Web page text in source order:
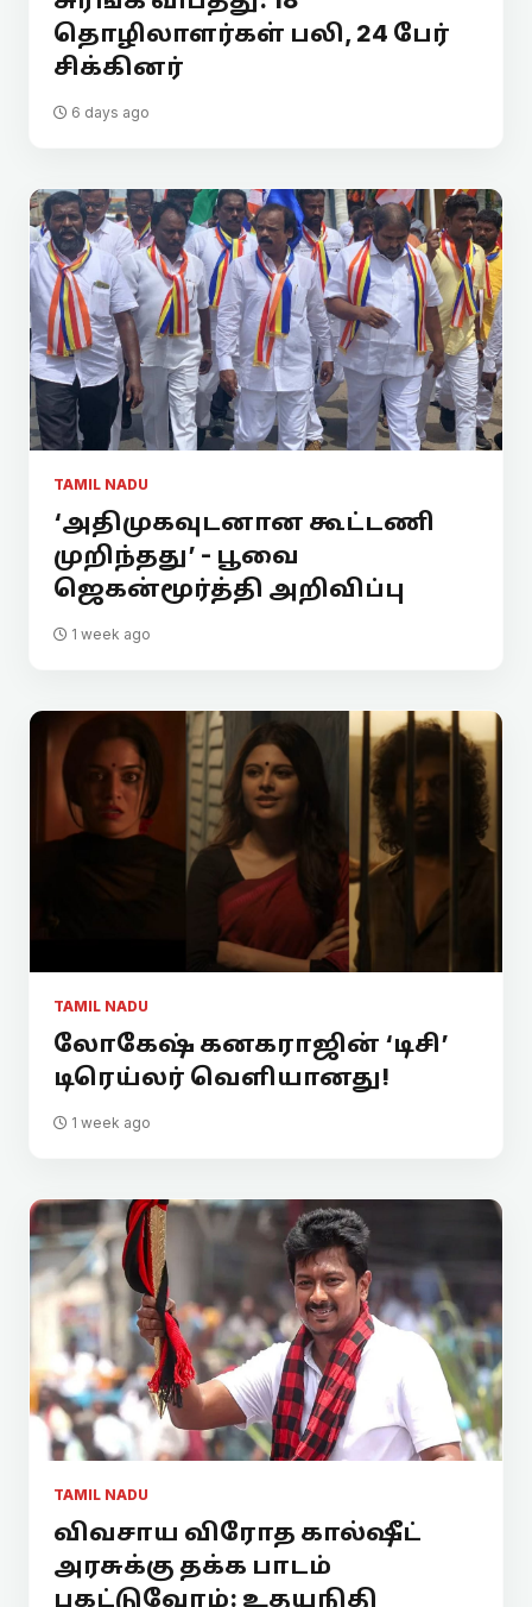
தொழிலாளர்கள் பலி, 24 பேர்
சிக்கினர்
6 days ago
TAMIL NADU
‘அதிமுகவுடனான கூட்டணி
முறிந்தது’ - பூவை
ஜெகன்மூர்த்தி அறிவிப்பு
1 week ago
TAMIL NADU
லோகேஷ் கனகராஜின் ‘டிசி’
டிரெய்லர் வெளியானது!
1 week ago
TAMIL NADU
விவசாய விரோத கால்ஷீட்
அரசுக்கு தக்க பாடம்
புகட்டுவோம்: உதயநிதி